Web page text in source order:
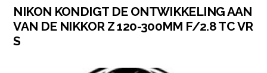
NIKON KONDIGT DE ONTWIKKELING AAN
VAN DE NIKKOR Z 120-300MM F/2.8 TC VR
S